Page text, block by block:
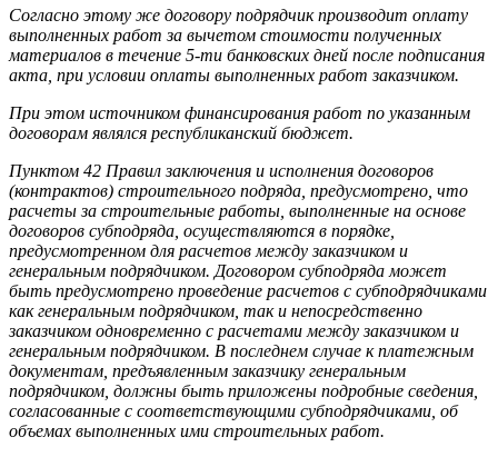
Согласно этому же договору подрядчик производит оплату
выполненных работ за вычетом стоимости полученных
материалов в течение 5-ти банковских дней после подписания
акта, при условии оплаты выполненных работ заказчиком.
При этом источником финансирования работ по указанным
договорам являлся республиканский бюджет.
Пунктом 42 Правил заключения и исполнения договоров
(контрактов) строительного подряда, предусмотрено, что
расчеты за строительные работы, выполненные на основе
договоров субподряда, осуществляются в порядке,
предусмотренном для расчетов между заказчиком и
генеральным подрядчиком. Договором субподряда может
быть предусмотрено проведение расчетов с субподрядчиками
как генеральным подрядчиком, так и непосредственно
заказчиком одновременно с расчетами между заказчиком и
генеральным подрядчиком. В последнем случае к платежным
документам, предъявленным заказчику генеральным
подрядчиком, должны быть приложены подробные сведения,
согласованные с соответствующими субподрядчиками, об
объемах выполненных ими строительных работ.